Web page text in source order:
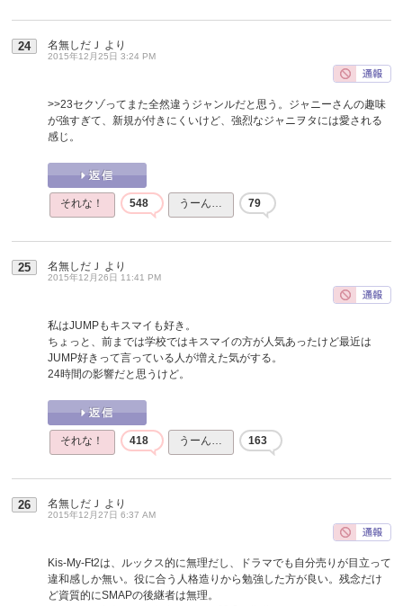
24 名無しだＪ より
2015年12月25日 3:24 PM
>>23セクゾってまた全然違うジャンルだと思う。ジャニーさんの趣味
が強すぎて、新規が付きにくいけど、強烈なジャニヲタには愛される
感じ。
それな！ 548 うーん… 79
25 名無しだＪ より
2015年12月26日 11:41 PM
私はJUMPもキスマイも好き。
ちょっと、前までは学校ではキスマイの方が人気あったけど最近は
JUMP好きって言っている人が増えた気がする。
24時間の影響だと思うけど。
それな！ 418 うーん… 163
26 名無しだＪ より
2015年12月27日 6:37 AM
Kis-My-Ft2は、ルックス的に無理だし、ドラマでも自分売りが目立って
違和感しか無い。役に合う人格造りから勉強した方が良い。残念だけ
ど資質的にSMAPの後継者は無理。